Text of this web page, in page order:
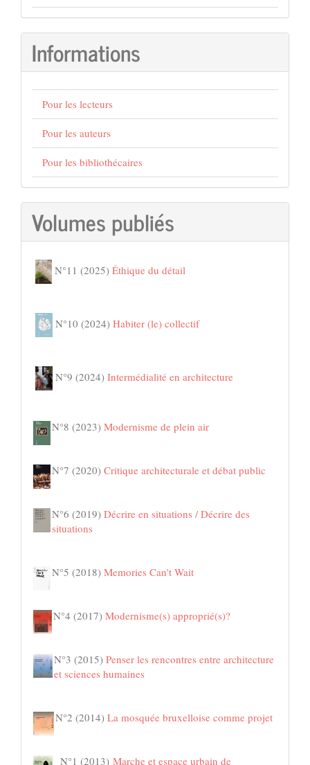
Informations
Pour les lecteurs
Pour les auteurs
Pour les bibliothécaires
Volumes publiés
N°11 (2025) Éthique du détail
N°10 (2024) Habiter (le) collectif
N°9 (2024) Intermédialité en architecture
N°8 (2023) Modernisme de plein air
N°7 (2020) Critique architecturale et débat public
N°6 (2019) Décrire en situations / Décrire des
situations
N°5 (2018) Memories Can't Wait
N°4 (2017) Modernisme(s) approprié(s)?
N°3 (2015) Penser les rencontres entre architecture
et sciences humaines
N°2 (2014) La mosquée bruxelloise comme projet
N°1 (2013) Marche et espace urbain de